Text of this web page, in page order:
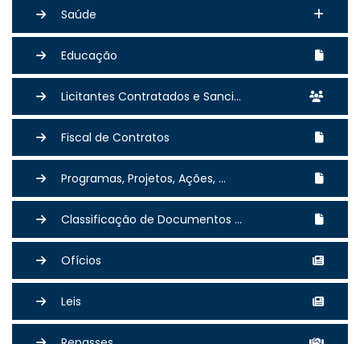
Saúde
Educação
Licitantes Contratados e Sanci...
Fiscal de Contratos
Programas, Projetos, Ações, ...
Classificação de Documentos ...
Ofícios
Leis